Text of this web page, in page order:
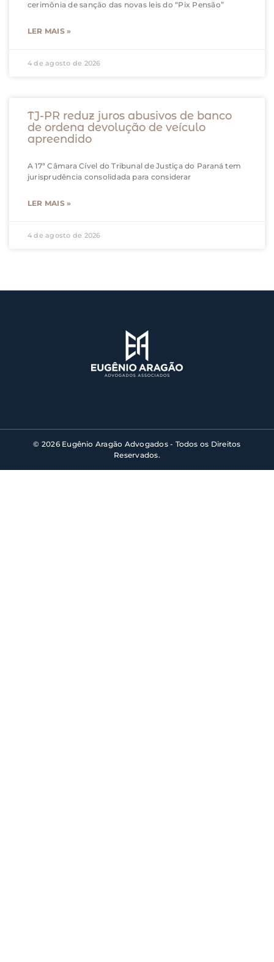
cerimônia de sanção das novas leis do “Pix Pensão”
LER MAIS »
4 de agosto de 2026
TJ-PR reduz juros abusivos de banco
de ordena devolução de veículo
apreendido
A 17ª Câmara Cível do Tribunal de Justiça do Paraná tem
jurisprudência consolidada para considerar
LER MAIS »
4 de agosto de 2026
© 2026 Eugênio Aragão Advogados - Todos os Direitos
Reservados.